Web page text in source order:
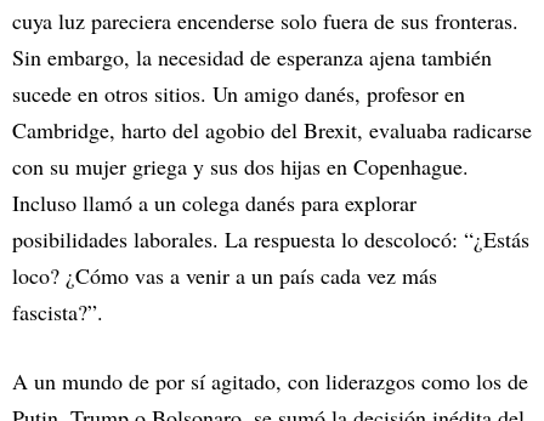
cuya luz pareciera encenderse solo fuera de sus fronteras.
Sin embargo, la necesidad de esperanza ajena también
sucede en otros sitios. Un amigo danés, profesor en
Cambridge, harto del agobio del Brexit, evaluaba radicarse
con su mujer griega y sus dos hijas en Copenhague.
Incluso llamó a un colega danés para explorar
posibilidades laborales. La respuesta lo descolocó: “¿Estás
loco? ¿Cómo vas a venir a un país cada vez más
fascista?”.
A un mundo de por sí agitado, con liderazgos como los de